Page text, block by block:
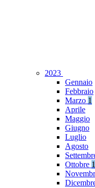
2023
Gennaio
Febbraio
Marzo 1
Aprile
Maggio
Giugno
Luglio
Agosto
Ottobre 1